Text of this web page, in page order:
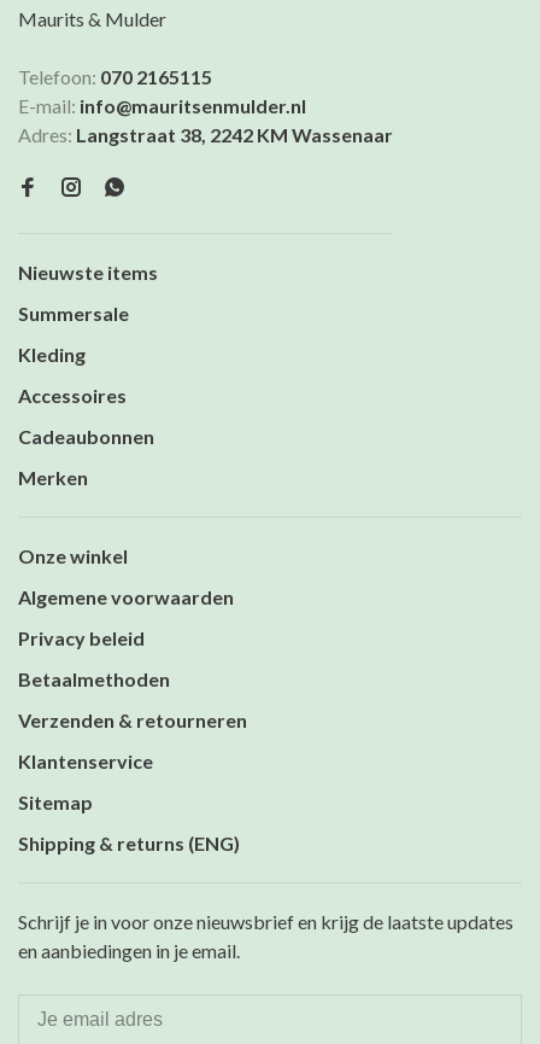
Maurits & Mulder
Telefoon: 070 2165115
E-mail: info@mauritsenmulder.nl
Adres: Langstraat 38, 2242 KM Wassenaar
Nieuwste items
Summersale
Kleding
Accessoires
Cadeaubonnen
Merken
Onze winkel
Algemene voorwaarden
Privacy beleid
Betaalmethoden
Verzenden & retourneren
Klantenservice
Sitemap
Shipping & returns (ENG)
Schrijf je in voor onze nieuwsbrief en krijg de laatste updates
en aanbiedingen in je email.